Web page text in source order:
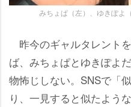
みちょぱ（左）、ゆきぽよ
昨今のギャルタレント
ば、みちょぱとゆきぽよ
物怖じしない。SNSで「
り、一見すると似たよう